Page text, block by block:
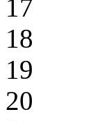
17
18
19
20